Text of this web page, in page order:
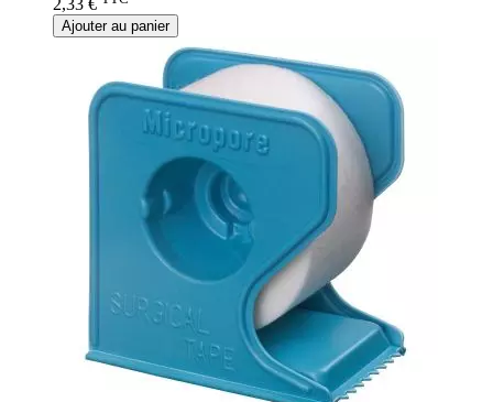
2,33 €
Ajouter au panier